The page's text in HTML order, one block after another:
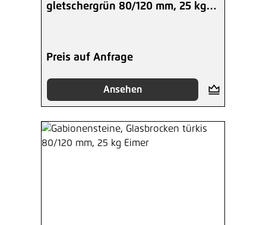
gletschergrün 80/120 mm, 25 kg
Preis auf Anfrage
Ansehen